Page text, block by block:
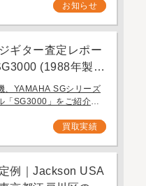
お近く（東京都内・千
お知らせ
ギター査定レポー
(1988年製)
お客様より店舗に
、YAMAHA SGシリーズ
「SG3000」をご紹介し
外問わず多くのギタリ
買取実績
例｜Jackson USA